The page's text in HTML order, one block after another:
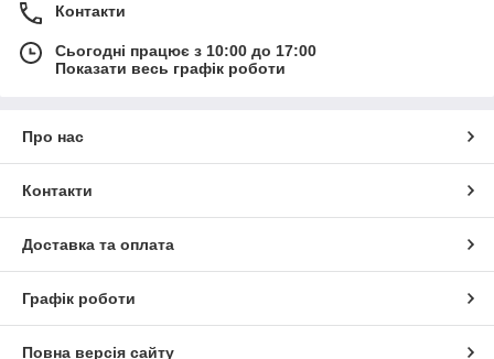
Контакти
Сьогодні працює з 10:00 до 17:00
Показати весь графік роботи
Про нас
Контакти
Доставка та оплата
Графік роботи
Повна версія сайту